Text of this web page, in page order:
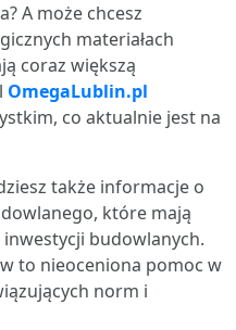
A może chcesz
materiałach
coraz większą
OmegaLublin.pl
co aktualnie jest na
także informacje o
które mają
budowlanych.
to nieoceniona pomoc w
norm i